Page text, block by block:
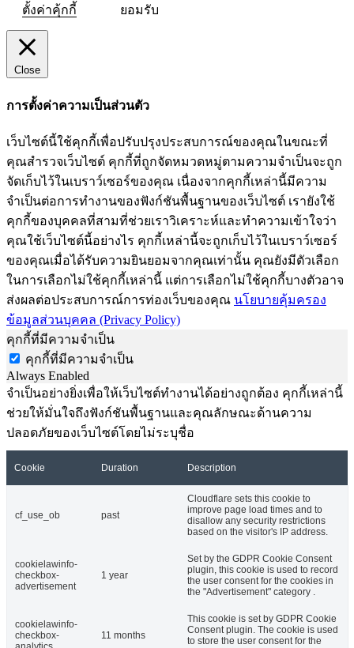
ตั้งค่าคุ้กกี้ ยอมรับ
Close
การตั้งค่าความเป็นส่วนตัว
เว็บไซต์นี้ใช้คุกกี้เพื่อปรับปรุงประสบการณ์ของคุณในขณะที่
คุณสำรวจเว็บไซต์ คุกกี้ที่ถูกจัดหมวดหมู่ตามความจำเป็นจะถูก
จัดเก็บไว้ในเบราว์เซอร์ของคุณ เนื่องจากคุกกี้เหล่านี้มีความ
จำเป็นต่อการทำงานของฟังก์ชันพื้นฐานของเว็บไซต์ เรายังใช้
คุกกี้ของบุคคลที่สามที่ช่วยเราวิเคราะห์และทำความเข้าใจว่า
คุณใช้เว็บไซต์นี้อย่างไร คุกกี้เหล่านี้จะถูกเก็บไว้ในเบราว์เซอร์
ของคุณเมื่อได้รับความยินยอมจากคุณเท่านั้น คุณยังมีตัวเลือก
ในการเลือกไม่ใช้คุกกี้เหล่านี้ แต่การเลือกไม่ใช้คุกกี้บางตัวอาจ
ส่งผลต่อประสบการณ์การท่องเว็บของคุณ นโยบายคุ้มครอง
ข้อมูลส่วนบุคคล (Privacy Policy)
คุกกี้ที่มีความจำเป็น
คุกกี้ที่มีความจำเป็น
Always Enabled
จำเป็นอย่างยิ่งเพื่อให้เว็บไซต์ทำงานได้อย่างถูกต้อง คุกกี้เหล่านี้
ช่วยให้มั่นใจถึงฟังก์ชันพื้นฐานและคุณลักษณะด้านความ
ปลอดภัยของเว็บไซต์โดยไม่ระบุชื่อ
Cookie Duration Description
cf_use_ob past
Cloudflare sets this cookie to
improve page load times and to
disallow any security restrictions
based on the visitor's IP address.
cookielawinfo-
checkbox-
advertisement
1 year
Set by the GDPR Cookie Consent
plugin, this cookie is used to record
the user consent for the cookies in
the "Advertisement" category .
cookielawinfo-
checkbox-
11 months
This cookie is set by GDPR Cookie
Consent plugin. The cookie is used
to store the user consent for the